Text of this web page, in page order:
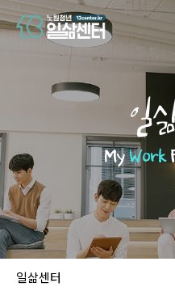
일
MyWork
일삶센터